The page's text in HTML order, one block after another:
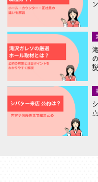
説